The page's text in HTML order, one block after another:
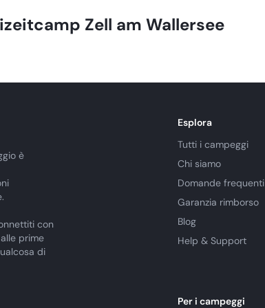
Zell am Wallersee
è
con
prime
di
Esplora
Tutti i campeggi
Chi siamo
Domande frequenti
Garanzia rimborso
Blog
Help & Support
Per i campeggi